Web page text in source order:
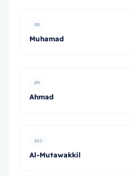
#8
Muhamad
#9
Ahmad
#10
Al-Mutawakkil